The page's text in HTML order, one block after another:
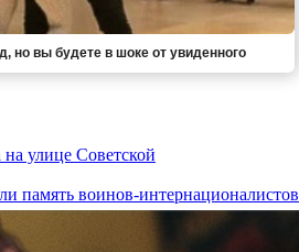
но вы будете в шоке от увиденного
улице Советской
память воинов-интернационалистов